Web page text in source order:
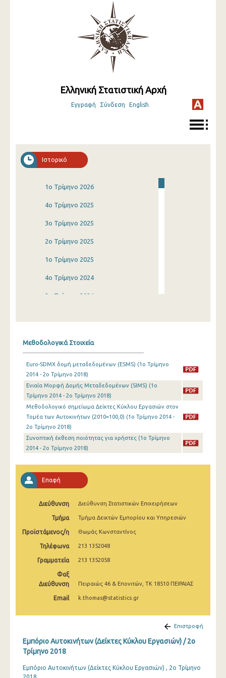
Ελληνική Στατιστική Αρχή
Εγγραφή Σύνδεση English
Ιστορικό
1o Τρίμηνο 2026
4o Τρίμηνο 2025
3o Τρίμηνο 2025
2o Τρίμηνο 2025
1o Τρίμηνο 2025
4o Τρίμηνο 2024
3o Τρίμηνο 2024
3o Τρίμηνο 2023
2o Τρίμηνο 2023
1o Τρίμηνο 2023
4o Τρίμηνο 2022
3o Τρίμηνο 2022
1o Τρίμηνο 2022
3o Τρίμηνο 2021
2o Τρίμηνο 2021
1o Τρίμηνο 2021
3o Τρίμηνο 2020
4o Τρίμηνο 2019
Μεθοδολογικά Στοιχεία
Euro-SDMX δομή μεταδεδομένων (ESMS) (1o Τρίμηνο
2014 - 2o Τρίμηνο 2018)
Ενιαία Μορφή Δομής Μεταδεδομένων (SIMS) (1o
Τρίμηνο 2014 - 2o Τρίμηνο 2018)
Μεθοδολογικό σημείωμα Δείκτες Κύκλου Εργασιών στον
Τομέα των Αυτοκινήτων (2010=100,0) (1o Τρίμηνο 2014 -
2o Τρίμηνο 2018)
Συνοπτική έκθεση ποιότητας για χρήστες (1o Τρίμηνο
2014 - 2o Τρίμηνο 2018)
Επαφή
Διεύθυνση Διεύθυνση Στατιστικών Επιχειρήσεων
Τμήμα Τμήμα Δεικτών Εμπορίου και Υπηρεσιών
Προϊστάμενος/η Θωμάς Κωνσταντίνος
Τηλέφωνα 213 1352048
Γραμματεία 213 1352058
Φαξ
Διεύθυνση
Πειραιώς 46 & Επονιτών, ΤΚ 18510 ΠΕΙΡΑΙΑΣ
Email k.thomas@statistics.gr
Επιστροφή
Εμπόριο Αυτοκινήτων (Δείκτες Κύκλου Εργασιών) / 2o
Τρίμηνο 2018
Εμπόριο Αυτοκινήτων (Δείκτες Κύκλου Εργασιών) , 2ο Τρίμηνο